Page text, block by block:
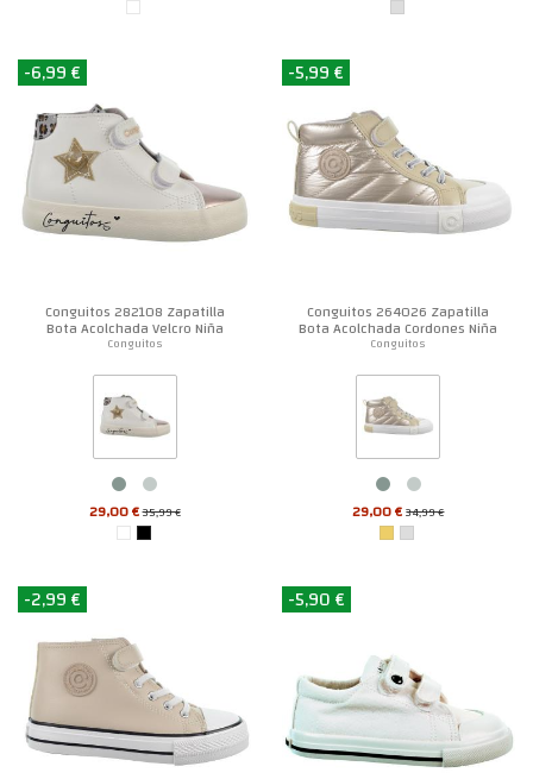
-6,99 €
Conguitos 282108 Zapatilla
Bota Acolchada Velcro Niña
Conguitos
29,00 €35,99 €
-5,99 €
Conguitos 264026 Zapatilla
Bota Acolchada Cordones Niña
Conguitos
29,00 €34,99 €
-2,99 € -5,90 €